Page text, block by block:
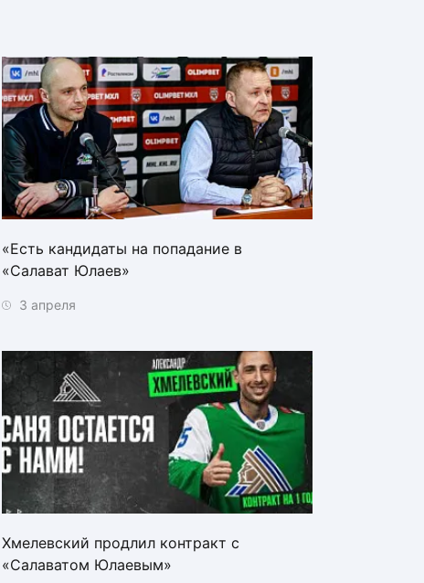
«Есть кандидаты на попадание в
«Салават Юлаев»
3 апреля
Хмелевский продлил контракт с
«Салаватом Юлаевым»